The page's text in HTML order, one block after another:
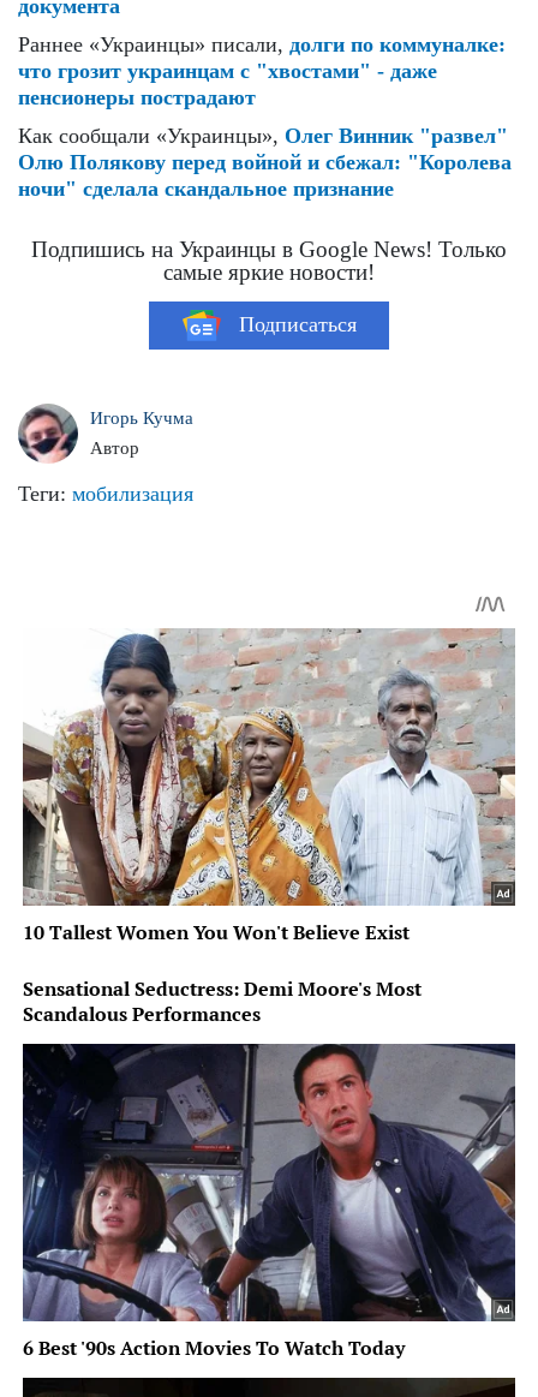
документа
Раннее «Украинцы» писали, долги по коммуналке:
что грозит украинцам с "хвостами" - даже
пенсионеры пострадают
Как сообщали «Украинцы», Олег Винник "развел"
Олю Полякову перед войной и сбежал: "Королева
ночи" сделала скандальное признание
Подпишись на Украинцы в Google News! Только
самые яркие новости!
Подписаться
Игорь Кучма
Автор
Теги: мобилизация